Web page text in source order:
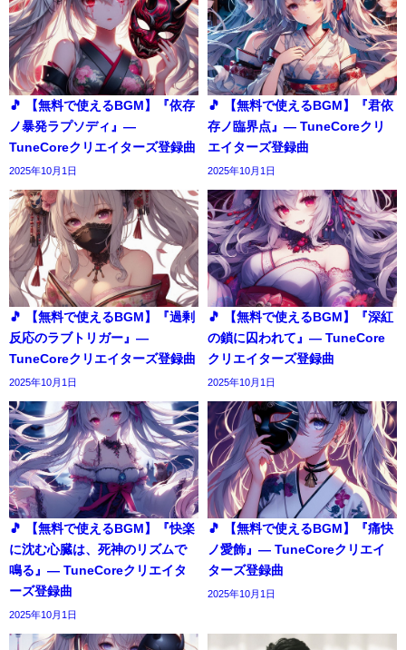
🎵 【無料で使えるBGM】『依存
ノ暴発ラプソディ』―
TuneCoreクリエイターズ登録曲
2025年10月1日
🎵 【無料で使えるBGM】『君依
存ノ臨界点』― TuneCoreクリ
エイターズ登録曲
2025年10月1日
🎵 【無料で使えるBGM】『過剰
反応のラブトリガー』―
TuneCoreクリエイターズ登録曲
2025年10月1日
🎵 【無料で使えるBGM】『深紅
の鎖に囚われて』― TuneCore
クリエイターズ登録曲
2025年10月1日
🎵 【無料で使えるBGM】『快楽
に沈む心臓は、死神のリズムで
鳴る』― TuneCoreクリエイタ
ーズ登録曲
2025年10月1日
🎵 【無料で使えるBGM】『痛快
ノ愛飾』― TuneCoreクリエイ
ターズ登録曲
2025年10月1日